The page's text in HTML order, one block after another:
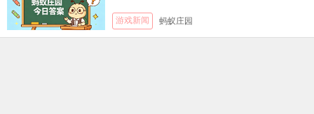
游戏新闻 蚂蚁庄园